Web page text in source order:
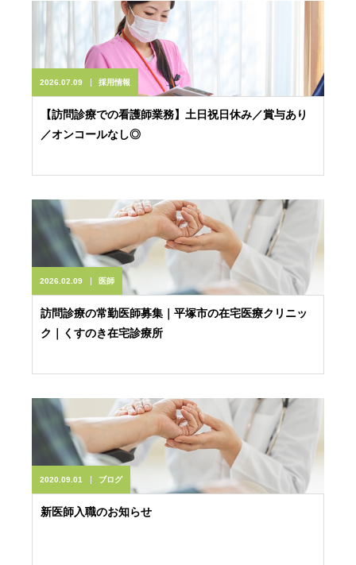
2026.07.09 採用情報
【訪問診療での看護師業務】土日祝日休み／賞与あり
／オンコールなし◎
2026.02.09 医師
訪問診療の常勤医師募集｜平塚市の在宅医療クリニッ
ク｜くすのき在宅診療所
2020.09.01 ブログ
新医師入職のお知らせ